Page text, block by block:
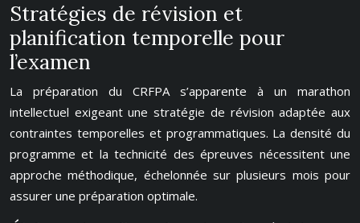
Stratégies de révision et
planification temporelle pour
l’examen
La préparation du CRFPA s’apparente à un marathon
intellectuel exigeant une stratégie de révision adaptée aux
contraintes temporelles et programmatiques. La densité du
programme et la technicité des épreuves nécessitent une
approche méthodique, échelonnée sur plusieurs mois pour
assurer une préparation optimale.